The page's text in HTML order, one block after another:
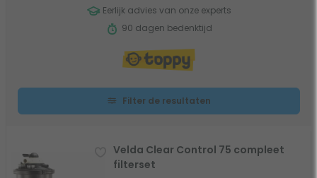
Eerlijk advies van onze experts
90 dagen bedenktijd
Filter de resultaten
Velda Clear Control 75 compleet
filterset